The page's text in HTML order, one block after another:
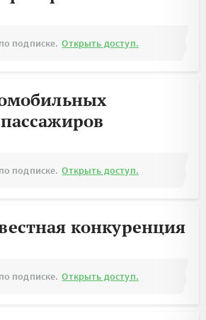
подписке. Открыть доступ.
подписке. Открыть доступ.
конкуренция
подписке. Открыть доступ.